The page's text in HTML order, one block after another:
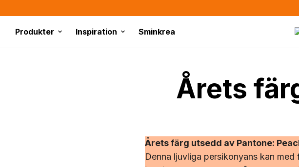
Produkter Inspiration Sminkrea
Årets
Årets färg utsedd av Pantone:
Denna ljuvliga persikonyans kan